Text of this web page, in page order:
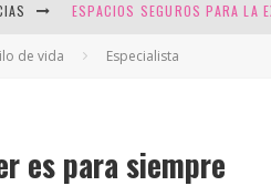
ESPACIOS SEGUROS PARA LA
FIV CON SCREENING: REDUCE
de vida Especialista
es para siempre